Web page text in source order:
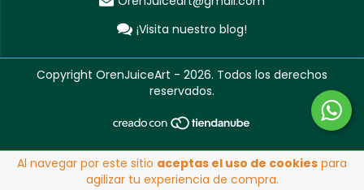
Al navegar por este sitio aceptas el uso de cookies para
agilizar tu experiencia de compra.
¡Visita nuestro blog!
Copyright OrenJuiceArt - 2026. Todos los derechos
reservados.